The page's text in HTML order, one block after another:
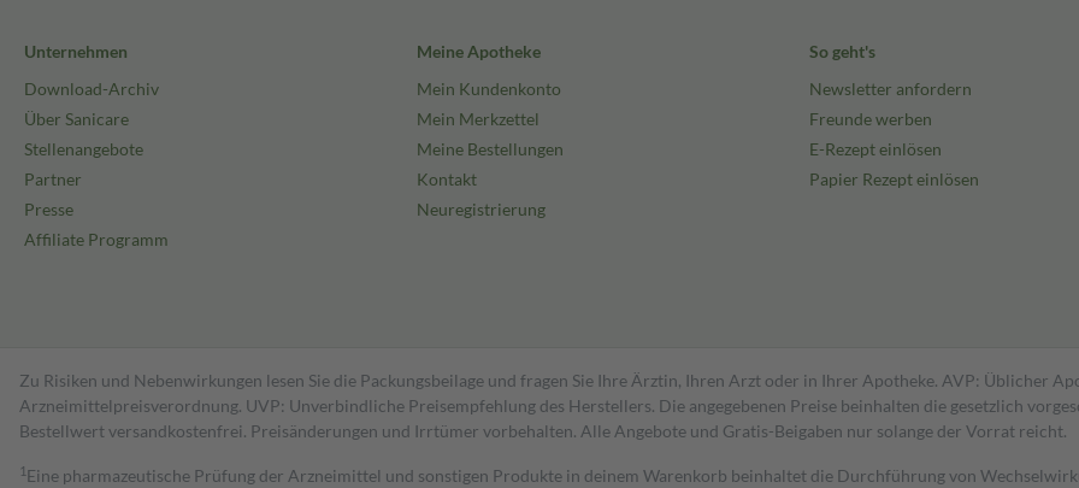
Unternehmen
Download-Archiv
Über Sanicare
Stellenangebote
Partner
Presse
Affiliate Programm
Meine Apotheke
Mein Kundenkonto
Mein Merkzettel
Meine Bestellungen
Kontakt
Neuregistrierung
So geht's
Newsletter anfordern
Freunde werben
E-Rezept einlösen
Papier Rezept einlösen
Zu Risiken und Nebenwirkungen lesen Sie die Packungsbeilage und fragen Sie Ihre Ärztin, Ihren Arzt oder in Ihrer Apotheke. AVP: Üblicher
Arzneimittelpreisverordnung. UVP: Unverbindliche Preisempfehlung des Herstellers. Die angegebenen Preise beinhalten die gesetzlich
Bestell­wert versand­kosten­frei. Preisänderungen und Irrtümer vorbehalten. Alle Angebote und Gratis-Beigaben nur solange der Vorrat reicht.
1 Eine pharmazeutische Prüfung der Arzneimittel und sonstigen Produkte in deinem Warenkorb beinhaltet die Durchführung von